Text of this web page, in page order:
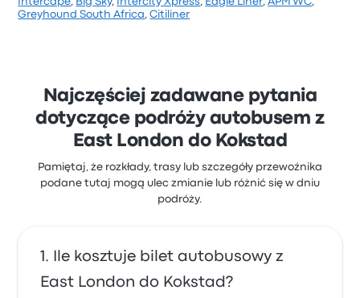
Na podstawie 107 opinii firma otrzymała w Busbud
Greyhound South Africa,Citiliner
Najczęściej zadawane pytania
dotyczące podróży autobusem z
East London do Kokstad
Pamiętaj, że rozkłady, trasy lub szczegóły przewoźnika
podane tutaj mogą ulec zmianie lub różnić się w dniu
podróży.
Ile kosztuje bilet autobusowy z
East London do Kokstad?